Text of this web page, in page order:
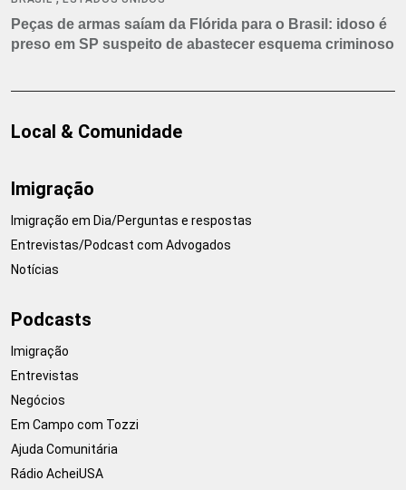
Peças de armas saíam da Flórida para o Brasil: idoso é
preso em SP suspeito de abastecer esquema criminoso
Local & Comunidade
Imigração
Imigração em Dia/Perguntas e respostas
Entrevistas/Podcast com Advogados
Notícias
Podcasts
Imigração
Entrevistas
Negócios
Em Campo com Tozzi
Ajuda Comunitária
Rádio AcheiUSA